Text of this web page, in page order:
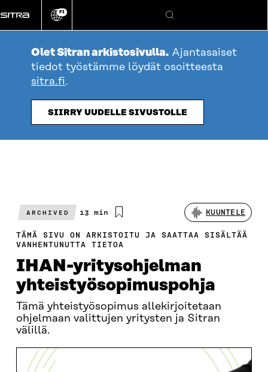
suoraan
sisältöön
Vaihda
kieli
FI
Hae
Olet Sitran arkistosivulla. Ajantasaiset
tiedot työstämme löydät osoitteesta
sitra.fi.
SIIRRY UUDELLE SIVUSTOLLE
ARCHIVED
Arvioitu
13 min KUUNTELE
TÄMÄ SIVU ON ARKISTOITU JA SAATTAA SISÄLTÄÄ
VANHENTUNUTTA TIETOA
IHAN-yritysohjelman
yhteistyösopimuspohja
Tämä yhteistyösopimus allekirjoitetaan
ohjelmaan valittujen yritysten ja Sitran
välillä.